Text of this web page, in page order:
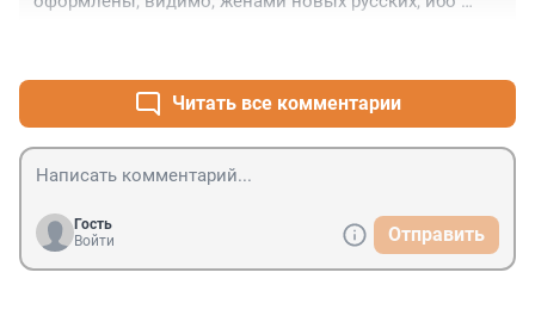
Читать все комментарии
Гость
Войти
Отправить